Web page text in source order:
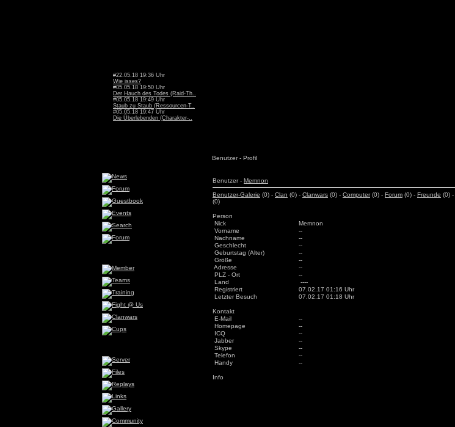
#22.05.18 19:36 Uhr
Wie isses?
#05.05.18 19:50 Uhr
Der Hauch des Todes (Raid-Th..
#05.05.18 19:49 Uhr
Staub zu Staub (Ressourcen-T..
#05.05.18 19:47 Uhr
Die Überlebenden (Charakter-..
Benutzer - Profil
Benutzer - Memnon
Benutzer-Galerie (0) - Clan (0) - Clanwars (0) - Computer(0) - Forum (0) - Freunde (0) -
(0)
Person
Nick
Memnon
Vorname
--
Nachname
--
Geschlecht
--
Geburtstag (Alter)
--
Größe
--
Adresse
--
PLZ - Ort
--
Land
----
Registriert
07.02.17 01:16 Uhr
Letzter Besuch
07.02.17 01:18 Uhr
Kontakt
E-Mail
--
Homepage
--
ICQ
--
Jabber
--
Skype
--
Telefon
--
Handy
--
Info